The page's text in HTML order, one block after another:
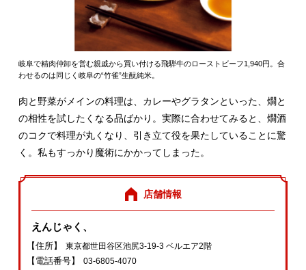
岐阜で精肉仲卸を営む親戚から買い付ける飛騨牛のローストビーフ1,940円。合
わせるのは同じく岐阜の“竹雀”生酛純米。
肉と野菜がメインの料理は、カレーやグラタンといった、燗と
の相性を試したくなる品ばかり。実際に合わせてみると、燗酒
のコクで料理が丸くなり、引き立て役を果たしていることに驚
く。私もすっかり魔術にかかってしまった。
店舗情報
えんじゃく、
【住所】 東京都世田谷区池尻3-19-3 ベルエア2階
【電話番号】 03-6805-4070